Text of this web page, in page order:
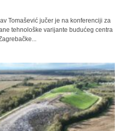
Tomašević jučer je na konferenciji za
tehnološke varijante budućeg centra